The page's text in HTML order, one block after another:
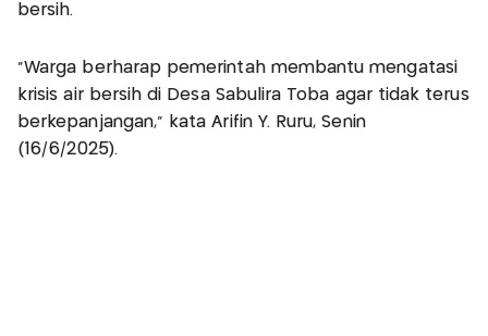
bersih.
“Warga berharap pemerintah membantu mengatasi
krisis air bersih di Desa Sabulira Toba agar tidak terus
berkepanjangan,” kata Arifin Y. Ruru, Senin
(16/6/2025).